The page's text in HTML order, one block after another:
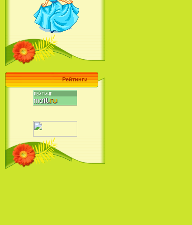
Наша Маша и Волшебный
Орех (2009)
Барби поет! Коллекция песен
кинопринцесс / Barbie Sings! The
Princess Movie Song Collection (2004)
Рейтинги